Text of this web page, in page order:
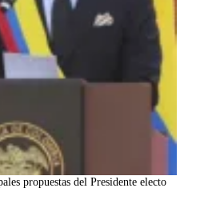
propuestas del Presidente electo